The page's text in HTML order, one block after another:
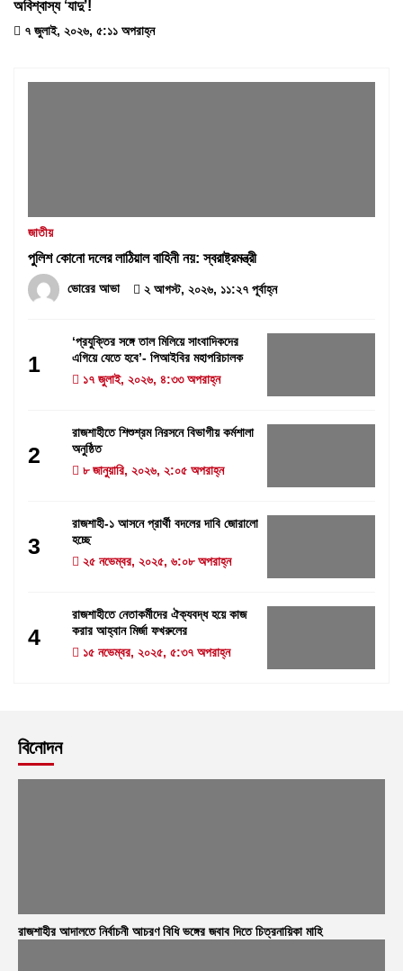
অবিশ্বাস্য ‘যাদু’!
৭ জুলাই, ২০২৬, ৫:১১ অপরাহ্ন
জাতীয়
পুলিশ কোনো দলের লাঠিয়াল বাহিনী নয়: স্বরাষ্ট্রমন্ত্রী
ভোরের আভা ২ আগস্ট, ২০২৬, ১১:২৭ পূর্বাহ্ন
1
‘প্রযুক্তির সঙ্গে তাল মিলিয়ে সাংবাদিকদের
এগিয়ে যেতে হবে’- পিআইবির মহাপরিচালক
১৭ জুলাই, ২০২৬, ৪:৩৩ অপরাহ্ন
2
রাজশাহীতে শিশুশ্রম নিরসনে বিভাগীয় কর্মশালা
অনুষ্ঠিত
৮ জানুয়ারি, ২০২৬, ২:০৫ অপরাহ্ন
3
রাজশাহী-১ আসনে প্রার্থী বদলের দাবি জোরালো
হচ্ছে
২৫ নভেম্বর, ২০২৫, ৬:০৮ অপরাহ্ন
4
রাজশাহীতে নেতাকর্মীদের ঐক্যবদ্ধ হয়ে কাজ
করার আহ্বান মির্জা ফখরুলের
১৫ নভেম্বর, ২০২৫, ৫:৩৭ অপরাহ্ন
বিনোদন
রাজশাহীর আদালতে নির্বাচনী আচরণ বিধি ভঙ্গের জবাব দিতে চিত্রনায়িকা মাহি